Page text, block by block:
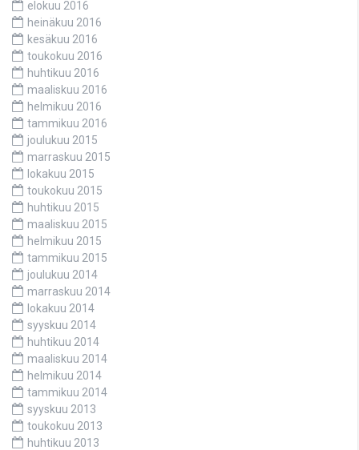
elokuu 2016
heinäkuu 2016
kesäkuu 2016
toukokuu 2016
huhtikuu 2016
maaliskuu 2016
helmikuu 2016
tammikuu 2016
joulukuu 2015
marraskuu 2015
lokakuu 2015
toukokuu 2015
huhtikuu 2015
maaliskuu 2015
helmikuu 2015
tammikuu 2015
joulukuu 2014
marraskuu 2014
lokakuu 2014
syyskuu 2014
huhtikuu 2014
maaliskuu 2014
helmikuu 2014
tammikuu 2014
syyskuu 2013
toukokuu 2013
huhtikuu 2013